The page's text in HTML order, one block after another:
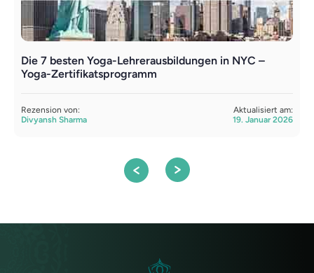
Die 7 besten Yoga-Lehrerausbildungen in NYC –
Yoga-Zertifikatsprogramm
Rezension von:
Divyansh Sharma
Aktualisiert am:
19. Januar 2026